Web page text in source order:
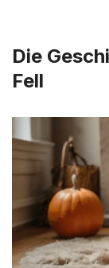
Die
Fell